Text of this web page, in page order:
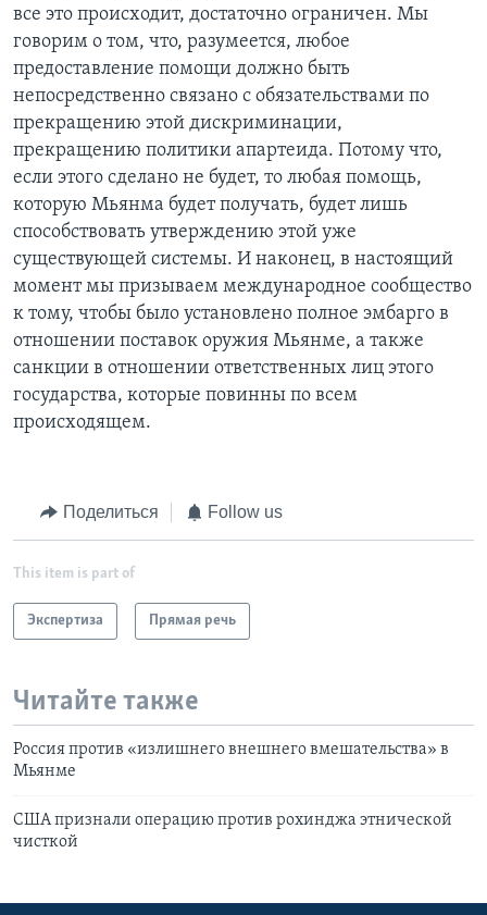
все это происходит, достаточно ограничен. Мы
говорим о том, что, разумеется, любое
предоставление помощи должно быть
непосредственно связано с обязательствами по
прекращению этой дискриминации,
прекращению политики апартеида. Потому что,
если этого сделано не будет, то любая помощь,
которую Мьянма будет получать, будет лишь
способствовать утверждению этой уже
существующей системы. И наконец, в настоящий
момент мы призываем международное сообщество
к тому, чтобы было установлено полное эмбарго в
отношении поставок оружия Мьянме, а также
санкции в отношении ответственных лиц этого
государства, которые повинны по всем
происходящем.
Поделиться Follow us
This item is part of
Экспертиза Прямая речь
Читайте также
Россия против «излишнего внешнего вмешательства» в
Мьянме
США признали операцию против рохинджа этнической
чисткой